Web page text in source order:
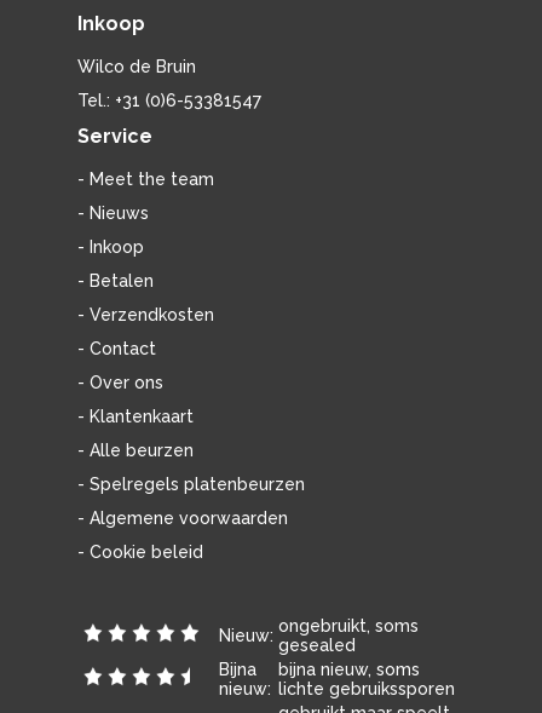
Inkoop
Wilco de Bruin
Tel.: +31 (0)6-53381547
Service
- Meet the team
- Nieuws
- Inkoop
- Betalen
- Verzendkosten
- Contact
- Over ons
- Klantenkaart
- Alle beurzen
- Spelregels platenbeurzen
- Algemene voorwaarden
- Cookie beleid
Nieuw: ongebruikt, soms
gesealed
Bijna
nieuw:
bijna nieuw, soms
lichte gebruikssporen